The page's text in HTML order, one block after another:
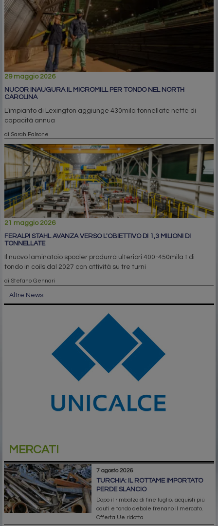
29 maggio 2026
NUCOR INAUGURA IL MICROMILL PER TONDO NEL NORTH
CAROLINA
L’impianto di Lexington aggiunge 430mila tonnellate nette di
capacità annua
di Sarah Falsone
21 maggio 2026
FERALPI STAHL AVANZA VERSO L'OBIETTIVO DI 1,3 MILIONI DI
TONNELLATE
Il nuovo laminatoio spooler produrrà ulteriori 400-450mila t di
tondo in coils dal 2027 con attività su tre turni
di Stefano Gennari
Altre News
MERCATI
7 agosto 2026
TURCHIA: IL ROTTAME IMPORTATO
PERDE SLANCIO
Dopo il rimbalzo di fine luglio, acquisti più
cauti e tondo debole frenano il mercato.
Offerta Ue ridotta